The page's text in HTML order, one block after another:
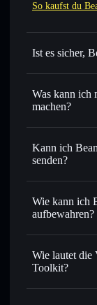
So kaufst du
Ist es sicher,
Beam Web
Was kann ich
machen?
Beam
Sofort
Tausende
Zielkurs für
per
Privat
zu
Kann ich
senden?
Wie kann ich
aufbewahren?
Wie lautet die
Toolkit?